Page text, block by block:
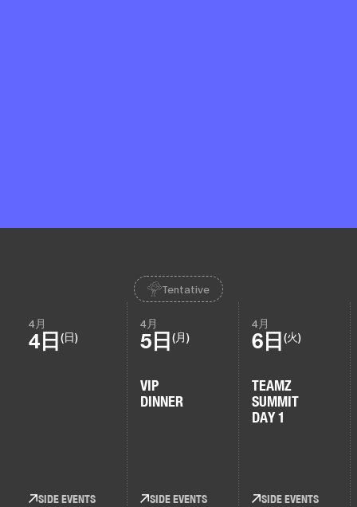
Tentative
4月
4日 (日)
SIDE EVENTS
4月
5日 (月)
VIP
DINNER
SIDE EVENTS
4月
6日 (火)
TEAMZ
SUMMIT
DAY 1
SIDE EVENTS